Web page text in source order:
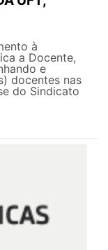
à
a Docente,
e
docentes nas
do Sindicato